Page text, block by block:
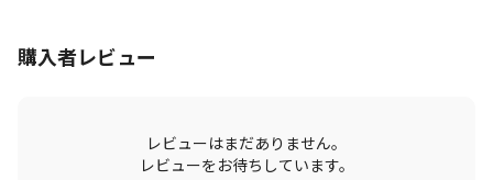
購入者レビュー
レビューはまだありません。
レビューをお待ちしています。